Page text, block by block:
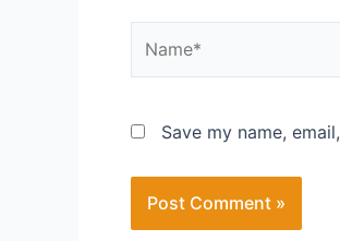
Save my name,